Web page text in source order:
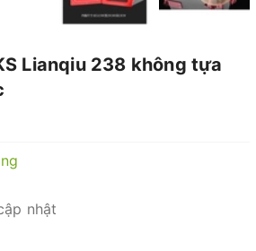
Lianqiu 238 không tựa
nhật